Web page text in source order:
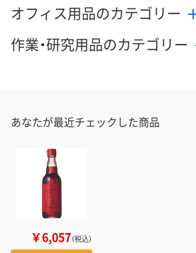
オフィス用品のカテゴリー
作業・研究用品のカテゴリー
あなたが最近チェックした商品
￥6,057（税込）